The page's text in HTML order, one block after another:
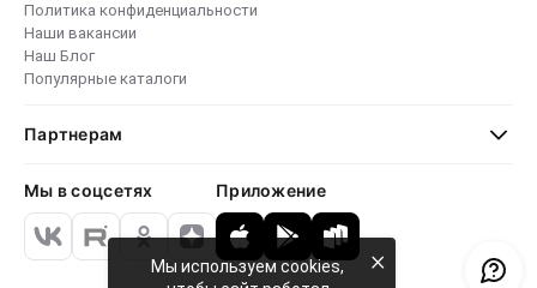
Политика конфиденциальности
Наши вакансии
Наш Блог
Популярные каталоги
Партнерам
Мы в соцсетях Приложение
Мы используем cookies,
×